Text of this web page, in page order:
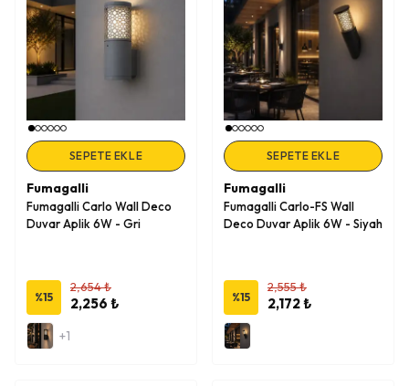
SEPETE EKLE
Fumagalli
Fumagalli Carlo Wall Deco
Duvar Aplik 6W - Gri
%15
2,654 ₺
2,256 ₺
+1
SEPETE EKLE
Fumagalli
Fumagalli Carlo-FS Wall
Deco Duvar Aplik 6W - Siyah
%15
2,555 ₺
2,172 ₺